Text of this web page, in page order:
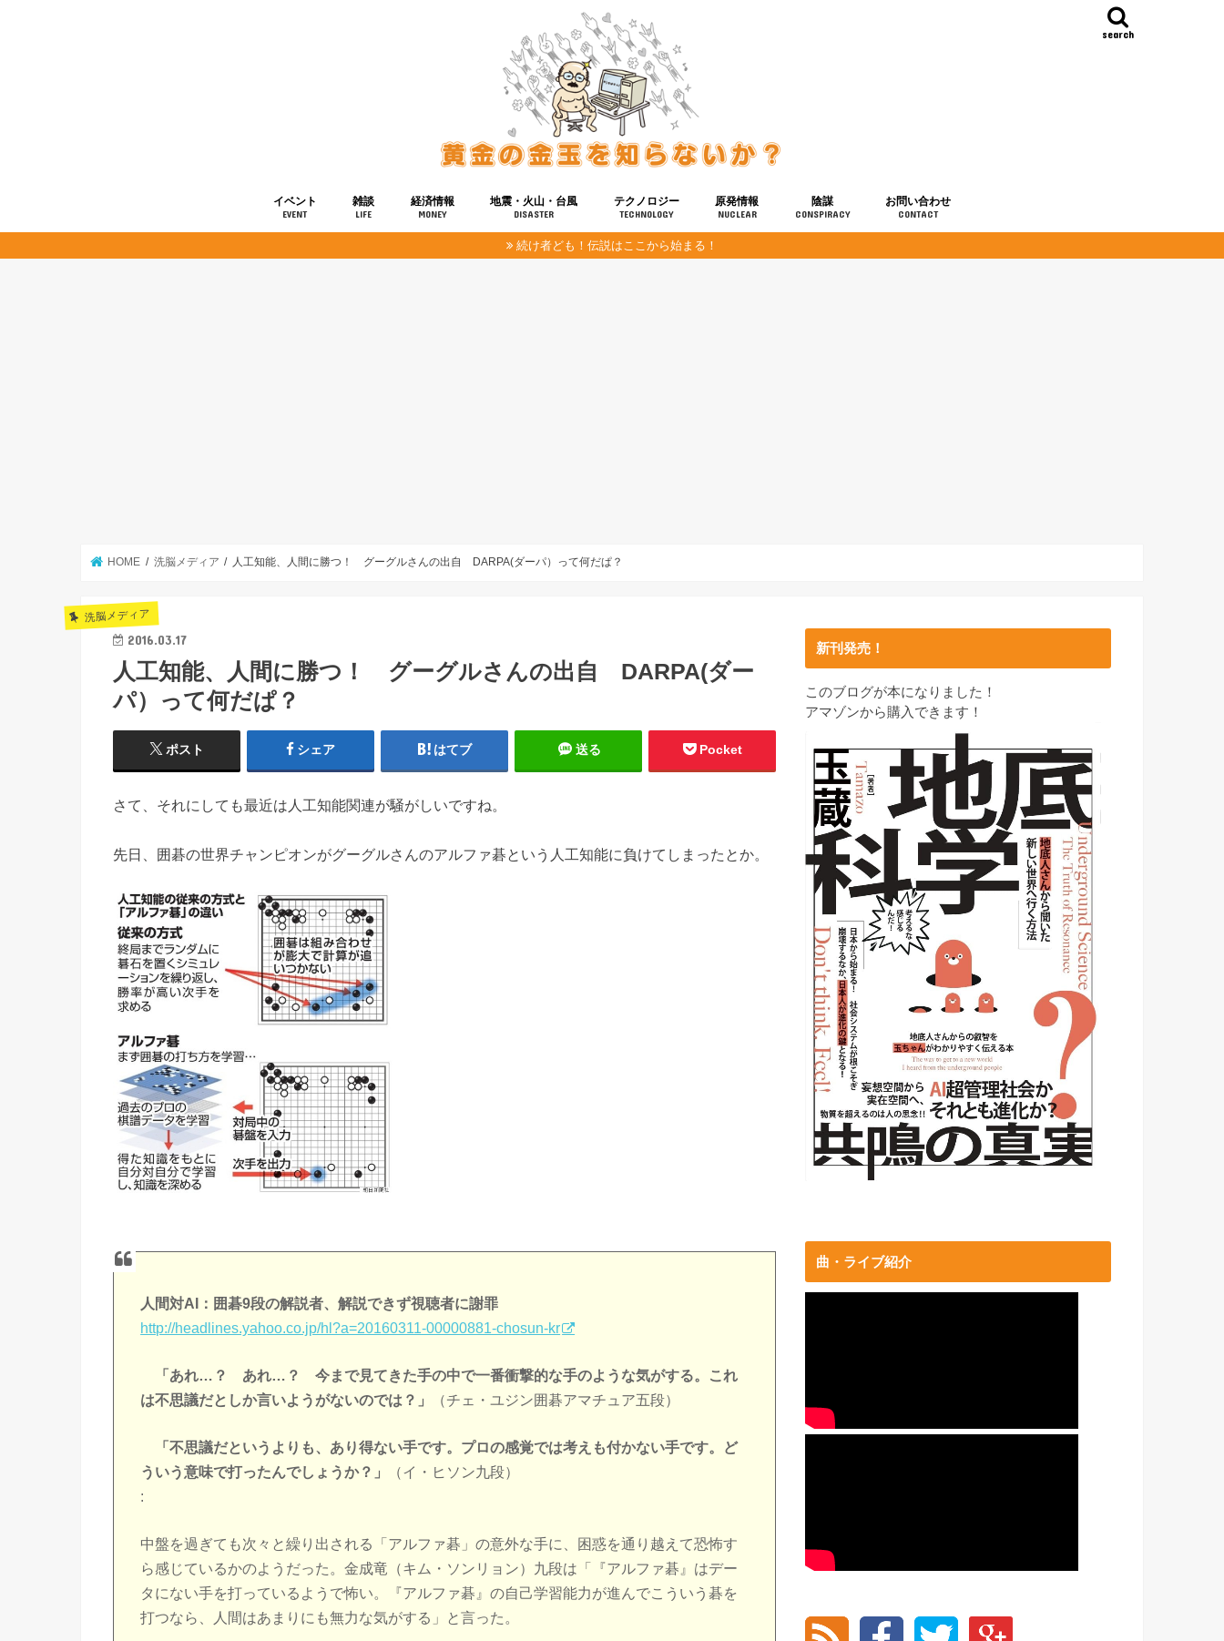
search
イベント
EVENT
雑談
LIFE
経済情報
MONEY
地震・火山・台風
DISASTER
テクノロジー
TECHNOLOGY
健康
宇宙
原発情報
NUCLEAR
陰謀
CONSPIRACY
お問い合わせ
CONTACT
続け者ども！伝説はここから始まる！
HOME 洗脳メディア 人工知能、人間に勝つ！ グーグルさんの出自 DARPA(ダーパ）って何だぱ？
洗脳メディア
2016.03.17
人工知能、人間に勝つ！ グーグルさんの出自 DARPA(ダー
パ）って何だぱ？
ポスト シェア はてブ 送る Pocket
さて、それにしても最近は人工知能関連が騒がしいですね。
先日、囲碁の世界チャンピオンがグーグルさんのアルファ碁という人工知能に負けてしまったとか。
人間対AI：囲碁9段の解説者、解説できず視聴者に謝罪
http://headlines.yahoo.co.jp/hl?a=20160311-00000881-chosun-kr
「あれ…？ あれ…？ 今まで見てきた手の中で一番衝撃的な手のような気がする。これ
は不思議だとしか言いようがないのでは？」
（チェ・ユジン囲碁アマチュア五段）
「不思議だというよりも、あり得ない手です。プロの感覚では考えも付かない手です。ど
ういう意味で打ったんでしょうか？」
（イ・ヒソン九段）
:
中盤を過ぎても次々と繰り出される「アルファ碁」の意外な手に、困惑を通り越えて恐怖す
ら感じているかのようだった。金成竜（キム・ソンリョン）九段は「『アルファ碁』はデー
タにない手を打っているようで怖い。『アルファ碁』の自己学習能力が進んでこういう碁を
打つなら、人間はあまりにも無力な気がする」と言った。
新刊発売！
このブログが本になりました！
アマゾンから購入できます！
曲・ライブ紹介